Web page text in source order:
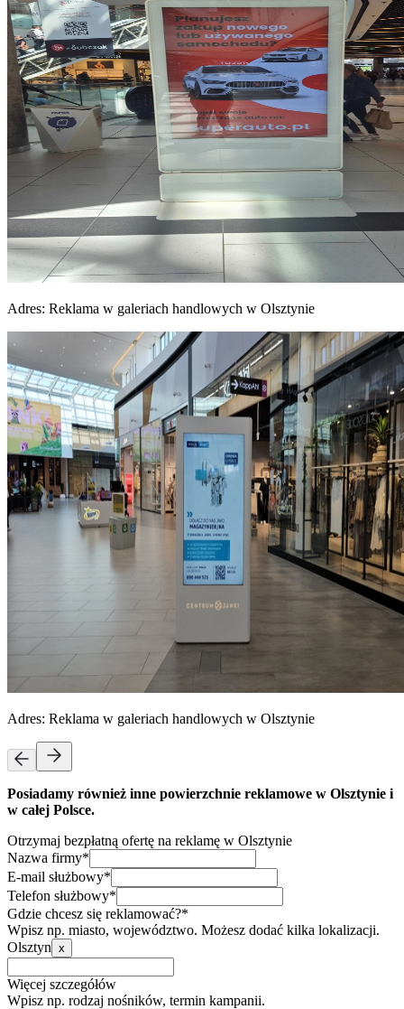
Adres: Reklama w galeriach handlowych w Olsztynie
Adres: Reklama w galeriach handlowych w Olsztynie
Posiadamy również inne powierzchnie reklamowe w Olsztynie i
w całej Polsce.
Otrzymaj bezpłatną ofertę na reklamę w Olsztynie
Nazwa firmy*
E-mail służbowy*
Telefon służbowy*
Gdzie chcesz się reklamować?*
Wpisz np. miasto, województwo. Możesz dodać kilka lokalizacji.
Olsztyn x
Więcej szczegółów
Wpisz np. rodzaj nośników, termin kampanii.